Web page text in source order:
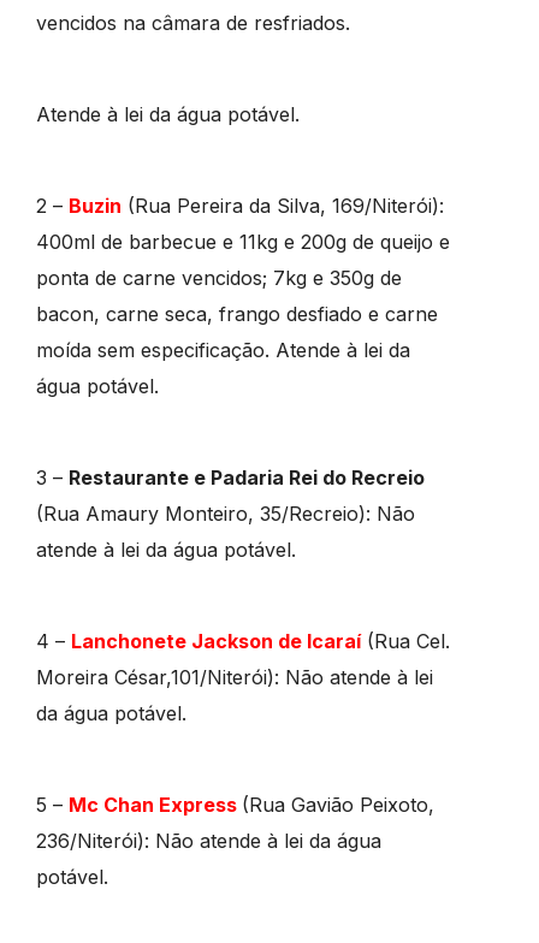
vencidos na câmara de resfriados.
Atende à lei da água potável.
2 – Buzin (Rua Pereira da Silva, 169/Niterói):
400ml de barbecue e 11kg e 200g de queijo e
ponta de carne vencidos; 7kg e 350g de
bacon, carne seca, frango desfiado e carne
moída sem especificação. Atende à lei da
água potável.
3 – Restaurante e Padaria Rei do Recreio
(Rua Amaury Monteiro, 35/Recreio): Não
atende à lei da água potável.
4 – Lanchonete Jackson de Icaraí(Rua Cel.
Moreira César,101/Niterói): Não atende à lei
da água potável.
5 – Mc Chan Express (Rua Gavião Peixoto,
236/Niterói): Não atende à lei da água
potável.